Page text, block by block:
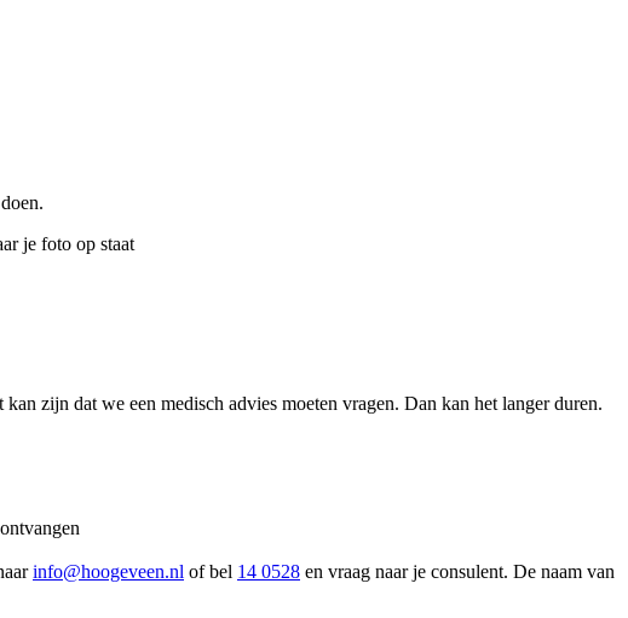
je foto op staat
zijn dat we een medisch advies moeten vragen. Dan kan het langer duren.
info@hoogeveen.nl of bel 14 0528 en vraag naar je consulent. De naam van